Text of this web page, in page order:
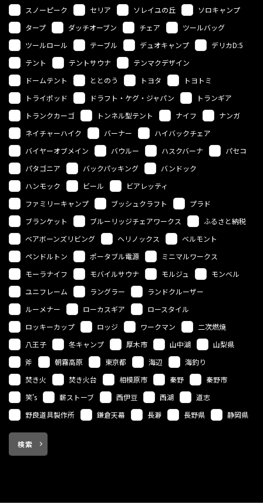
スノーピーク
セリア ソレイユの丘
ソロキャンプ
タープ
ダッチオーブン チェア
ツールバッグ
ツールロール
テーブル デュオキャンプ
デリカD:5
テント
テントサウナ
テンマクデザイン
ドームテント
ととのう トヨタ
トヨトミ
トライポッド
ドラフト・ケグ・ジャパン
トランギア
トランクカーゴ
トンネル型テント ナイフ
ナンガ
ネイチャーハイク
バーナー
ハイバックチェア
バイヤーオブメイン
バウルー ハスクバーナ
パセコ
パタゴニア
バックパッキング
バンドック
ハンモック
ビール
ビアレッティ
ファミリーキャンプ
ブッシュクラフト
プラド
ブランケット
ブルーリッジチェアワークス
ふるさと納税
ベアボーンズリビング
ヘリノックス
ベルモント
ペンドルトン
ポータブル電源
ミニマルワークス
モーラナイフ
モバイルサウナ モルジュ
モンベル
ユニフレーム
ラングラー
ランドクルーザー
ルーメナー
ローカスギア
ロースタイル
ロッキーカップ
ロッジ ワークマン
二次燃焼
八王子
冬キャンプ 厚木市 山中湖
山梨県
斧
朝霧高原 東京都 海辺
海釣り
焚き火
焚き火台 相模原市 秦野
秦野市
笑's
薪ストーブ 西伊豆 西湖
道志
野良道具製作所
鎌倉天幕 長瀞 長野県 静岡県
検索